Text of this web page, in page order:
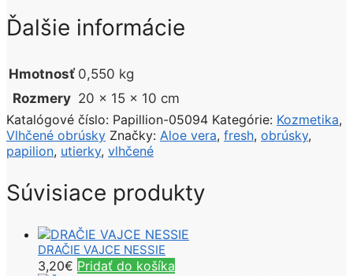
Ďalšie informácie
Hmotnosť 0,550 kg
Rozmery 20 × 15 × 10 cm
Katalógové číslo: Papillion-05094 Kategórie: Kozmetika,
Vlhčené obrúsky Značky: Aloe vera, fresh, obrúsky,
papilion, utierky, vlhčené
Súvisiace produkty
DRAČIE VAJCE NESSIE
3,20€ Pridať do košíka